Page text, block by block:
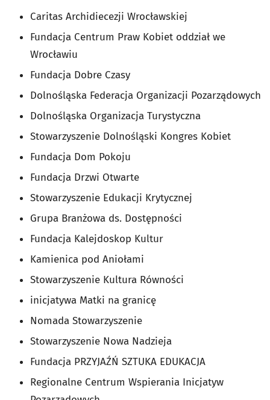
Caritas Archidiecezji Wrocławskiej
Fundacja Centrum Praw Kobiet oddział we
Wrocławiu
Fundacja Dobre Czasy
Dolnośląska Federacja Organizacji Pozarządowych
Dolnośląska Organizacja Turystyczna
Stowarzyszenie Dolnośląski Kongres Kobiet
Fundacja Dom Pokoju
Fundacja Drzwi Otwarte
Stowarzyszenie Edukacji Krytycznej
Grupa Branżowa ds. Dostępności
Fundacja Kalejdoskop Kultur
Kamienica pod Aniołami
Stowarzyszenie Kultura Równości
inicjatywa Matki na granicę
Nomada Stowarzyszenie
Stowarzyszenie Nowa Nadzieja
Fundacja PRZYJAŹŃ SZTUKA EDUKACJA
Regionalne Centrum Wspierania Inicjatyw